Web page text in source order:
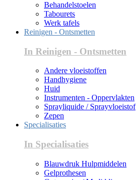
Behandelstoelen
Tabourets
Werk tafels
Reinigen - Ontsmetten
In Reinigen - Ontsmetten
Andere vloeistoffen
Handhygiene
Huid
Instrumenten - Oppervlakten
Sprayliquide / Sprayvloeistof
Zepen
Specialisaties
In Specialisaties
Blauwdruk Hulpmiddelen
Gelprothesen